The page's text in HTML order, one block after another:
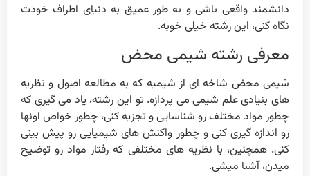
دانشمند واقعی باشی و به طور عمیق به دنیای اطراف خودت
نگاه کنی، این رشته خیلی خوبه.
معرفی رشته شیمی محض
شیمی محض شاخه ای از شیمیه که به مطالعه اصول و نظریه
های بنیادی علم شیمی می پردازه. تو این رشته، یاد می گیری که
چطور مواد مختلف رو شناسایی و تجزیه کنی، چطور خواص اونها
رو اندازه گیری کنی و چطور واکنش های شیمیایی رو پیش بینی
کنی. همچنین، با نظریه های مختلفی که رفتار مواد رو توضیح
میدن، آشنا میشی.